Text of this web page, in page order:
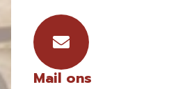
Mail ons